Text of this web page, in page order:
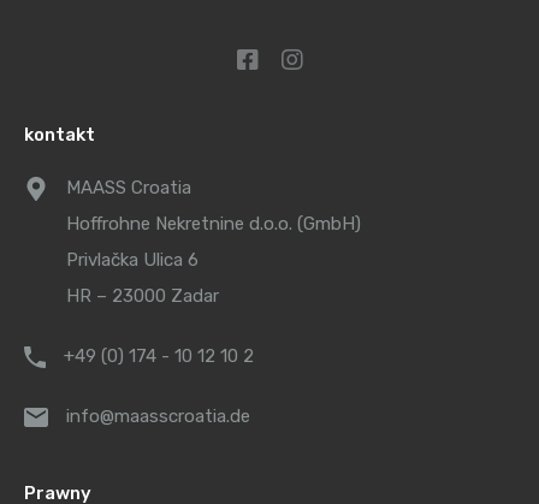
kontakt
MAASS Croatia
Hoffrohne Nekretnine d.o.o. (GmbH)
Privlačka Ulica 6
HR – 23000 Zadar
+49 (0) 174 - 10 12 10 2
info@maasscroatia.de
Prawny